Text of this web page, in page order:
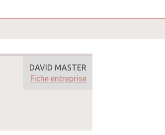
DAVID MASTER
Fiche entreprise